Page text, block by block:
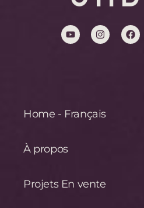
Home - Français
À propos
Projets En vente